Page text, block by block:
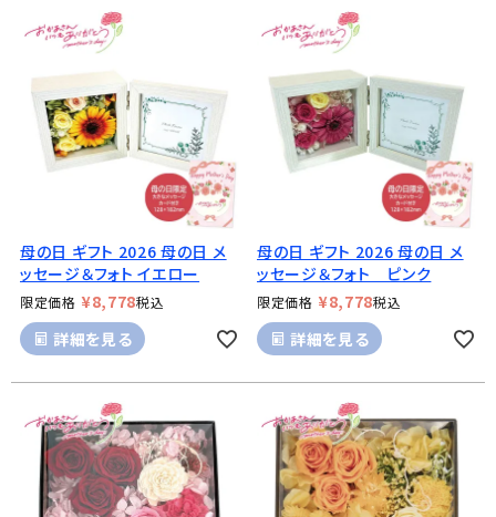
母の日 ギフト 2026 母の日 メ
ッセージ＆フォト イエロー
限定価格 ¥8,778税込
詳細を見る
母の日 ギフト 2026 母の日 メ
ッセージ＆フォト ピンク
限定価格 ¥8,778税込
詳細を見る